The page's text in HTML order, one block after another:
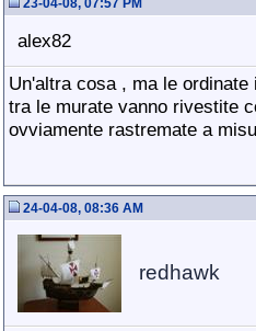
23-04-08, 07:57 PM
alex82
Un'altra cosa , ma le
tra le murate vanno rivestite
ovviamente rastremate a
24-04-08, 08:36 AM
redhawk